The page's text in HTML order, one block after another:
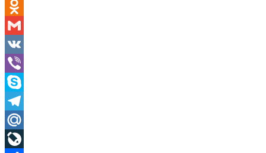
WhatsApp
Odnoklassniki
Gmail
VK
Viber
Skype
Telegram
Mail.Ru